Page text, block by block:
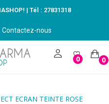
| Tél : 27831318
Contactez-nous
0 0
ECRAN TEINTE ROSE